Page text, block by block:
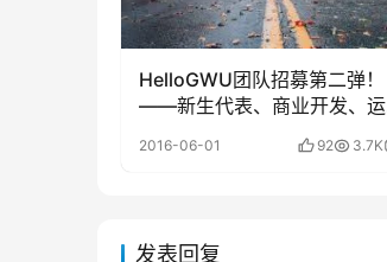
HelloGWU团队招募第二弹！
——新生代表、商业开发、运
2016-06-01 92 3.7K
发表回复